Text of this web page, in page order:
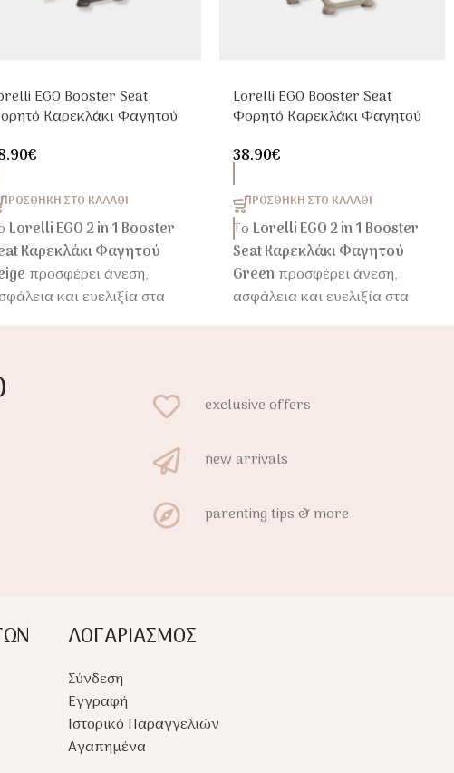
EGO Booster Seat
Καρεκλάκι Φαγητού
€
ΠΡΟΣΘΉΚΗ ΣΤΟ ΚΑΛΆΘΙ
Lorelli EGO 2 in 1 Booster
Καρεκλάκι Φαγητού
προσφέρει άνεση,
και ευελιξία στα
πτυσσόμενο και
στη μεταφορά,
αποτελεί την ιδανική λύση
τόσο για το σπίτι όσο και για
Lorelli EGO Booster Seat
Φορητό Καρεκλάκι Φαγητού
38.90€
ΠΡΟΣΘΉΚΗ ΣΤΟ ΚΑΛΆΘΙ
Το Lorelli EGO 2 in 1 Booster
Seat Καρεκλάκι Φαγητού
Green προσφέρει άνεση,
ασφάλεια και ευελιξία στα
εύκολο στη μεταφορά,
ταξίδια ή επισκέψεις.
exclusive offers
new arrivals
parenting tips & more
ΛΟΓΑΡΙΑΣΜΟΣ
Σύνδεση
Εγγραφή
Ιστορικό Παραγγελιών
Αγαπημένα